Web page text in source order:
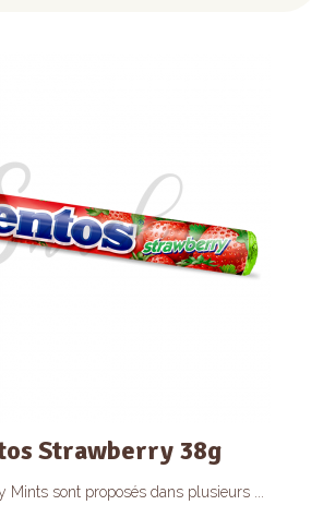
Strawberry 38g
Mints sont proposés dans plusieurs ...